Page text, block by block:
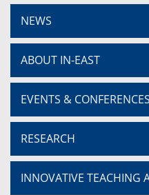
NEWS
ABOUT IN-EAST
EVENTS & CONFERENCES
RESEARCH
INNOVATIVE TEACHING